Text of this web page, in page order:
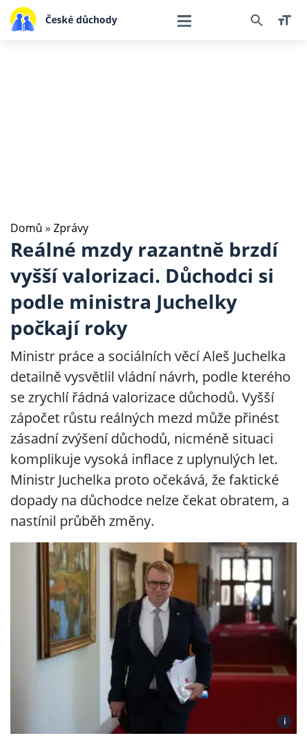
České důchody
Domů » Zprávy
Reálné mzdy razantně brzdí
vyšší valorizaci. Důchodci si
podle ministra Juchelky
počkají roky
Ministr práce a sociálních věcí Aleš Juchelka
detailně vysvětlil vládní návrh, podle kterého
se zrychlí řádná valorizace důchodů. Vyšší
zápočet růstu reálných mezd může přinést
zásadní zvýšení důchodů, nicméně situaci
komplikuje vysoká inflace z uplynulých let.
Ministr Juchelka proto očekává, že faktické
dopady na důchodce nelze čekat obratem, a
nastínil průběh změny.
i